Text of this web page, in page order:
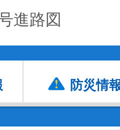
進路図
防災情